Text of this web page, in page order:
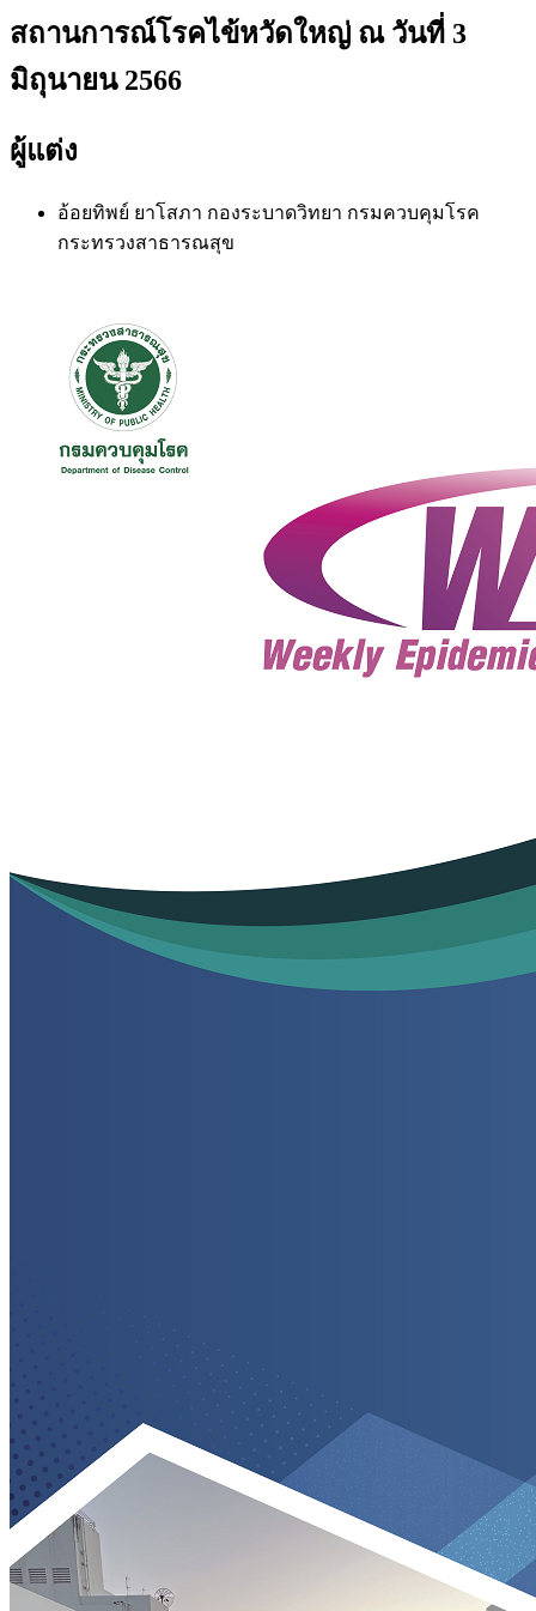
สถานการณ์โรคไข้หวัดใหญ่ ณ วันที่ 3
มิถุนายน 2566
ผู้แต่ง
อ้อยทิพย์ ยาโสภา กองระบาดวิทยา กรมควบคุมโรค
กระทรวงสาธารณสุข